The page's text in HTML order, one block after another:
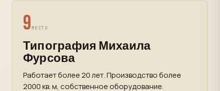
9 МЕСТО
Типография Михаила
Фурсова
Работает более 20 лет. Производство более
2000 кв. м, собственное оборудование.